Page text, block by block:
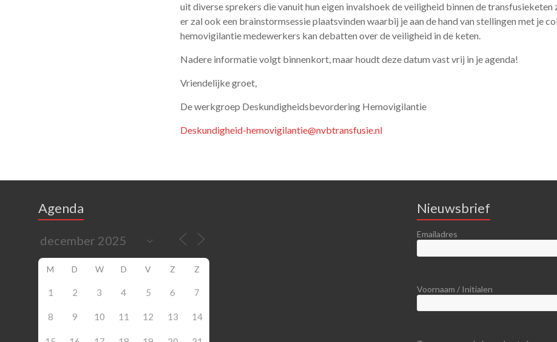
uit diverse sprekers die vanuit hun eigen invalshoek de veiligheid binnen de transfusieketen
er zal ook een brainstormsessie plaatsvinden waarbij je aan de hand van stellingen met je
hemovigilantie medewerkers kan debatten over de veiligheid in de keten.
Nadere informatie volgt binnenkort, maar houdt deze datum vast vrij in je agenda!
Vriendelijke groet,
De werkgroep Deskundigheidsbevordering Hemovigilantie
Deskundigheid-hemovigilantie@nvbtransfusie.nl
Agenda
M D W D V Z Z
1 2 3 4 5 6 7
8 9 10 11 12 13 14
Nieuwsbrief
Emailadres
Voornaam / Initialen